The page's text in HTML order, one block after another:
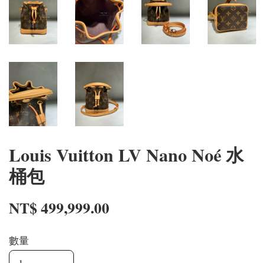
Louis Vuitton LV Nano Noé 水
桶包
NT$ 499,999.00
數量